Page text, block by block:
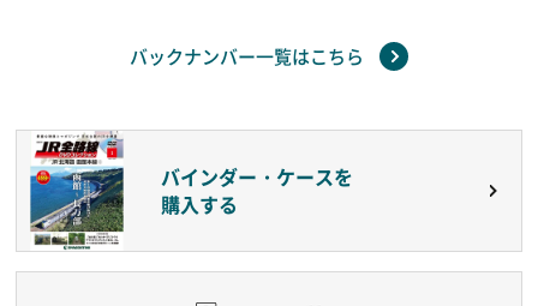
バックナンバー一覧はこちら
バインダー・ケースを
購入する